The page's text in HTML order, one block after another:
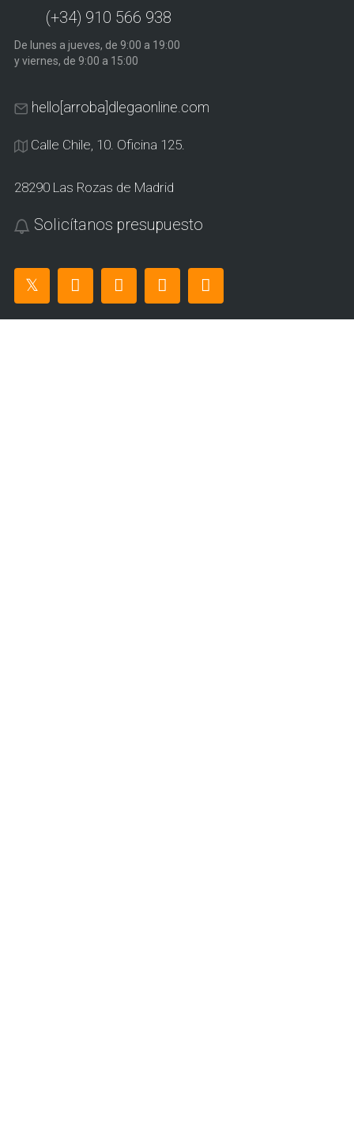
(+34) 910 566 938
De lunes a jueves, de 9:00 a 19:00
y viernes, de 9:00 a 15:00
hello[arroba]dlegaonline.com
Calle Chile, 10. Oficina 125.
28290 Las Rozas de Madrid
Solicítanos presupuesto